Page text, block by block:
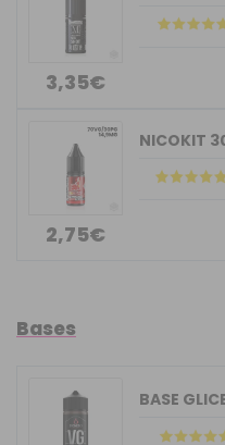
3,35€
2,75€
Bases